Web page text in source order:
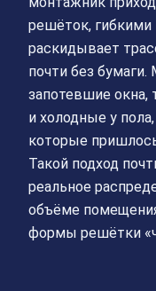
решёток, гибкими
раскидывает
почти без
запотевшие
и холодные у
которые
Такой подход
реальное
объёме
формы решётки